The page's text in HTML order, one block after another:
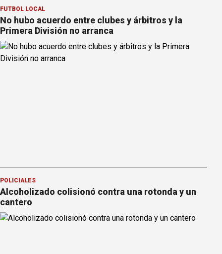
FÚTBOL LOCAL
No hubo acuerdo entre clubes y árbitros y la
Primera División no arranca
POLICIALES
Alcoholizado colisionó contra una rotonda y un
cantero